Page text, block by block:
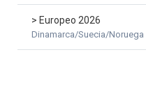
> Europeo 2026
Dinamarca/Suecia/Noruega